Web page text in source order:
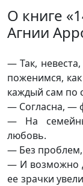
О книге
Агнии
— Так,
поженимся,
каждый сам по
— Согласна, —
— На
любовь.
— Без
— И возможно
ее зрачки